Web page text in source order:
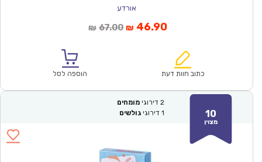
אורדע
₪ 67.00המחיר
₪67.00.
₪ 46.90המחיר
הוא:
כתוב חוות דעת הוספה לסל
10
מצוין
2 דירוגי מומחים
1 דירוגי גולשים